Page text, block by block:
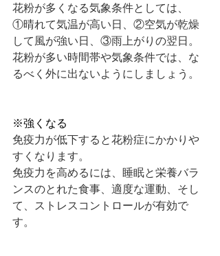
花粉が多くなる気象条件としては、
①晴れて気温が高い日、②空気が乾燥
して風が強い日、③雨上がりの翌日。
花粉が多い時間帯や気象条件では、な
るべく外に出ないようにしましょう。
※強くなる
免疫力が低下すると花粉症にかかりや
すくなります。
免疫力を高めるには、睡眠と栄養バラ
ンスのとれた食事、適度な運動、そし
て、ストレスコントロールが有効で
す。